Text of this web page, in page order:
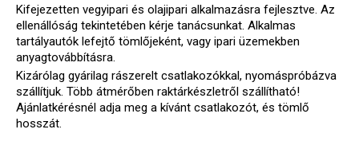
Kifejezetten vegyipari és olajipari alkalmazásra fejlesztve. Az
ellenállóság tekintetében kérje tanácsunkat. Alkalmas
tartályautók lefejtő tömlőjeként, vagy ipari üzemekben
anyagtovábbításra.
Kizárólag gyárilag rászerelt csatlakozókkal, nyomáspróbázva
szállítjuk. Több átmérőben raktárkészletről szállítható!
Ajánlatkérésnél adja meg a kívánt csatlakozót, és tömlő
hosszát.